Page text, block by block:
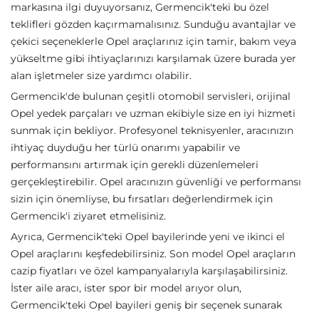
markasına ilgi duyuyorsanız, Germencik'teki bu özel
teklifleri gözden kaçırmamalısınız. Sunduğu avantajlar ve
çekici seçeneklerle Opel araçlarınız için tamir, bakım veya
yükseltme gibi ihtiyaçlarınızı karşılamak üzere burada yer
alan işletmeler size yardımcı olabilir.
Germencik'de bulunan çeşitli otomobil servisleri, orijinal
Opel yedek parçaları ve uzman ekibiyle size en iyi hizmeti
sunmak için bekliyor. Profesyonel teknisyenler, aracınızın
ihtiyaç duyduğu her türlü onarımı yapabilir ve
performansını artırmak için gerekli düzenlemeleri
gerçekleştirebilir. Opel aracınızın güvenliği ve performansı
sizin için önemliyse, bu fırsatları değerlendirmek için
Germencik'i ziyaret etmelisiniz.
Ayrıca, Germencik'teki Opel bayilerinde yeni ve ikinci el
Opel araçlarını keşfedebilirsiniz. Son model Opel araçların
cazip fiyatları ve özel kampanyalarıyla karşılaşabilirsiniz.
İster aile aracı, ister spor bir model arıyor olun,
Germencik'teki Opel bayileri geniş bir seçenek sunarak